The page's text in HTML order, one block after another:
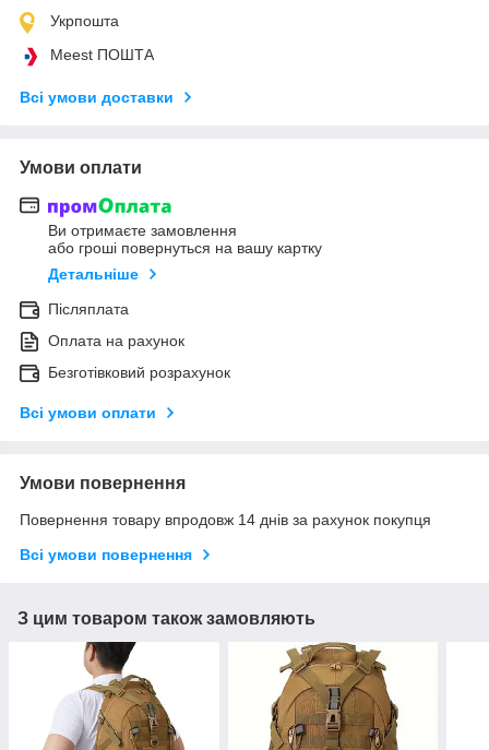
Укрпошта
Meest ПОШТА
Всі умови доставки
Умови оплати
Ви отримаєте замовлення
або гроші повернуться на вашу картку
Детальніше
Післяплата
Оплата на рахунок
Безготівковий розрахунок
Всі умови оплати
Умови повернення
Повернення товару впродовж 14 днів за рахунок покупця
Всі умови повернення
З цим товаром також замовляють